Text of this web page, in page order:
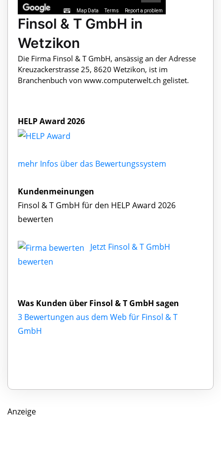
Map Data Terms Report a problem
Finsol & T GmbH in
Wetzikon
Die Firma Finsol & T GmbH, ansässig an der Adresse
Kreuzackerstrasse 25, 8620 Wetzikon, ist im
Branchenbuch von www.computerwelt.ch gelistet.
HELP Award 2026
mehr Infos über das Bewertungssystem
Kundenmeinungen
Finsol & T GmbH für den HELP Award 2026
bewerten
Jetzt Finsol & T GmbH
bewerten
Was Kunden über Finsol & T GmbH sagen
3 Bewertungen aus dem Web für Finsol & T
GmbH
Anzeige